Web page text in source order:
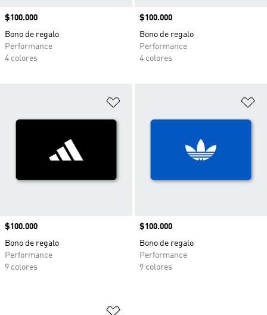
Precio
$100.000
Bono de regalo
Performance
4 colores
Precio
$100.000
Bono de regalo
Performance
4 colores
Precio
$100.000
Bono de regalo
Performance
9 colores
Precio
$100.000
Bono de regalo
Performance
9 colores